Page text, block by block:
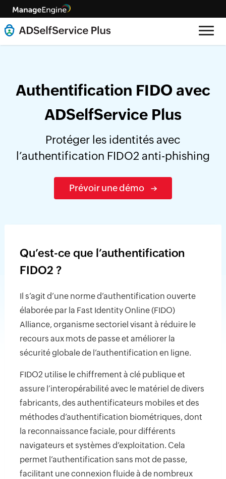
Authentification FIDO avec
ADSelfService Plus
Protéger les identités avec
l’authentification FIDO2 anti-phishing
Prévoir une démo
Qu’est-ce que l’authentification
FIDO2 ?
Il s’agit d’une norme d’authentification ouverte
élaborée par la Fast Identity Online (FIDO)
Alliance, organisme sectoriel visant à réduire le
recours aux mots de passe et améliorer la
sécurité globale de l’authentification en ligne.
FIDO2 utilise le chiffrement à clé publique et
assure l’interopérabilité avec le matériel de divers
fabricants, des authentificateurs mobiles et des
méthodes d’authentification biométriques, dont
la reconnaissance faciale, pour différents
navigateurs et systèmes d’exploitation. Cela
permet l’authentification sans mot de passe,
facilitant une connexion fluide à de nombreux